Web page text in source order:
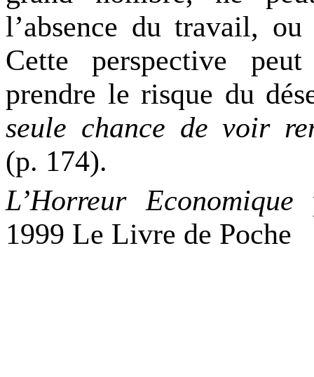
l’absence du travail,
Cette perspective
prendre le risque du
seule chance de voir
(p. 174).
L’Horreur Economique
1999 Le Livre de Poche